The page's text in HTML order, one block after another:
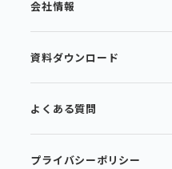
会社情報
資料ダウンロード
よくある質問
プライバシーポリシー